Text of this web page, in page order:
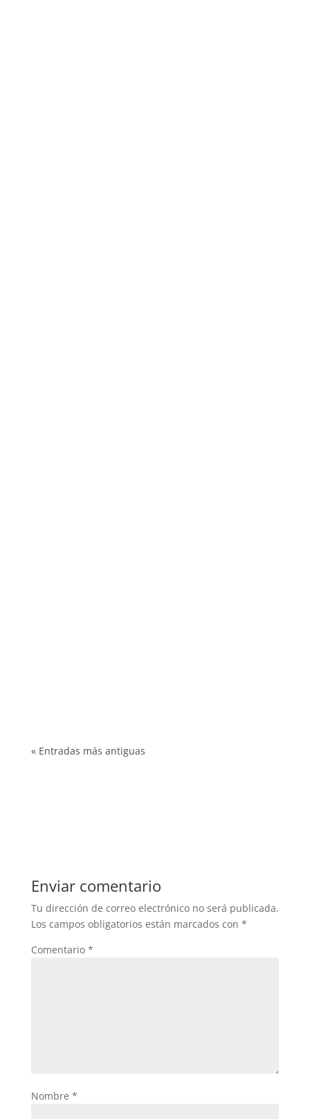
« Entradas más antiguas
Enviar comentario
Tu dirección de correo electrónico no será publicada.
Los campos obligatorios están marcados con *
Comentario *
Nombre *